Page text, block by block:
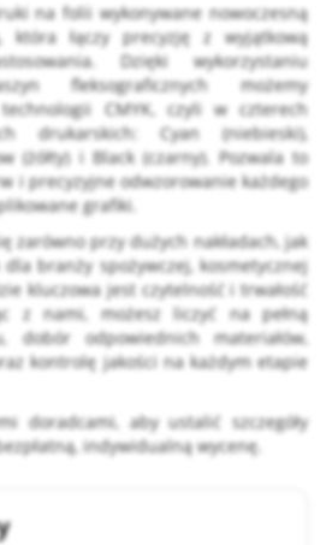
na folii wykonywane nowoczesną
która łączy precyzję z wyjątkową
Dzięki wykorzystaniu
fleksograficznych możemy
CMYK, czyli w czterech
drukarskich: Cyan (niebieski),
(żółty) i Black (czarny). Pozwala to
i precyzyjne odwzorowanie każdego
grafiki.
zarówno przy dużych nakładach, jak
branży spożywczej, kosmetycznej
kluczowa jest czytelność i trwałość
z nami, możesz liczyć na pełną
dobór odpowiednich materiałów,
kontrolę jakości na każdym etapie
doradcami, aby ustalić szczegóły
indywidualną wycenę.